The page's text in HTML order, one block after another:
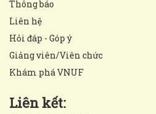
Thông báo
Liên hệ
Hỏi đáp - Góp ý
Giảng viên/Viên chức
Khám phá VNUF
Liên kết: